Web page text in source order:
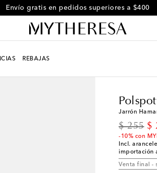
Envío gratis en pedidos superiores a $400
REBAJAS
Jarrón
$ 255
original
$
-10% con
Incl.
importación
Venta final -